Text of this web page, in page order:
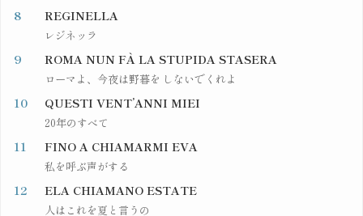
8 REGINELLA
レジネッラ
9 ROMA NUN FÀ LA STUPIDA STASERA
ローマよ、今夜は野暮を しないでくれよ
10 QUESTI VENT’ANNI MIEI
20年のすべて
11 FINO A CHIAMARMI EVA
私を呼ぶ声がする
12 ELA CHIAMANO ESTATE
人はこれを夏と言うの